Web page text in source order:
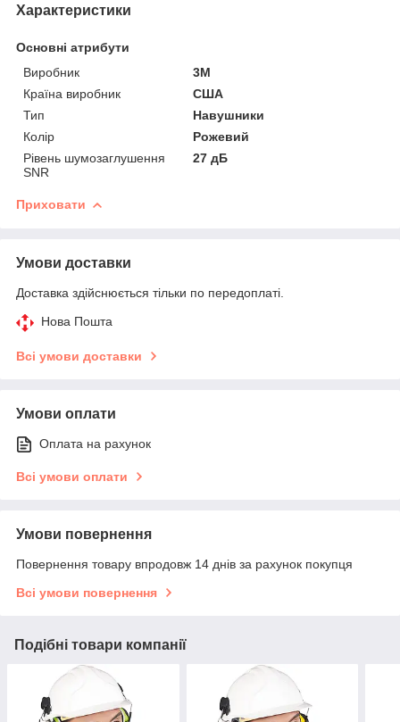
Характеристики
Основні атрибути
Виробник
3М
Країна виробник
США
Тип
Навушники
Колір
Рожевий
Рівень шумозаглушення
SNR
27 дБ
Приховати
Умови доставки
Доставка здійснюється тільки по передоплаті.
Нова Пошта
Всі умови доставки
Умови оплати
Оплата на рахунок
Всі умови оплати
Умови повернення
Повернення товару впродовж 14 днів за рахунок покупця
Всі умови повернення
Подібні товари компанії